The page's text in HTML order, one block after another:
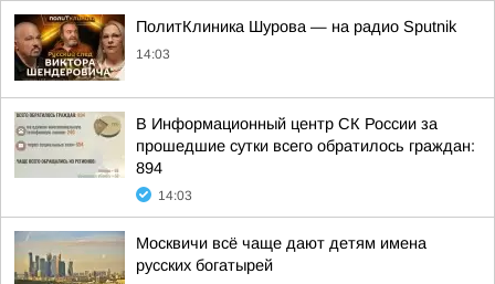
ПолитКлиника Шурова — на радио Sputnik
14:03
В Информационный центр СК России за
прошедшие сутки всего обратилось граждан:
894
14:03
Москвичи всё чаще дают детям имена
русских богатырей